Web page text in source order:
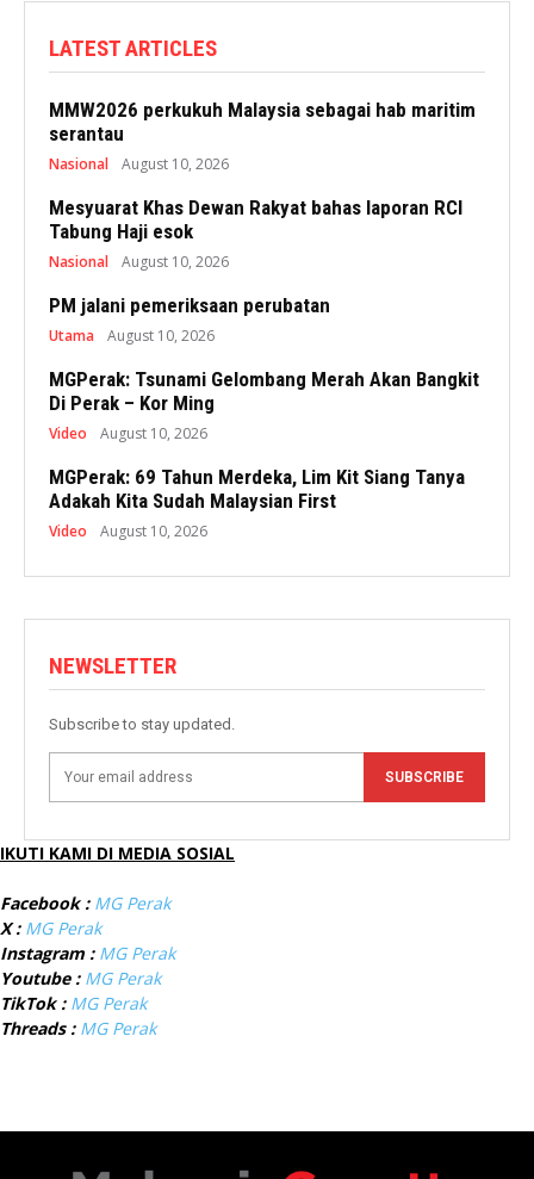
LATEST ARTICLES
MMW2026 perkukuh Malaysia sebagai hab maritim
serantau
Nasional August 10, 2026
Mesyuarat Khas Dewan Rakyat bahas laporan RCI
Tabung Haji esok
Nasional August 10, 2026
PM jalani pemeriksaan perubatan
Utama August 10, 2026
MGPerak: Tsunami Gelombang Merah Akan Bangkit
Di Perak – Kor Ming
Video August 10, 2026
MGPerak: 69 Tahun Merdeka, Lim Kit Siang Tanya
Adakah Kita Sudah Malaysian First
Video August 10, 2026
NEWSLETTER
Subscribe to stay updated.
SUBSCRIBE
IKUTI KAMI DI MEDIA SOSIAL
Facebook : MG Perak
X : MG Perak
Instagram : MG Perak
Youtube : MG Perak
TikTok : MG Perak
Threads : MG Perak